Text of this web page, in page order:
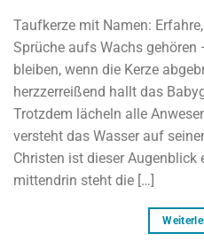
Taufkerze mit Namen:
Sprüche aufs Wachs
bleiben, wenn die Kerze
herzzerreißend hallt das
Trotzdem lächeln alle
versteht das Wasser auf
Christen ist dieser Augenblick
mittendrin steht die […]